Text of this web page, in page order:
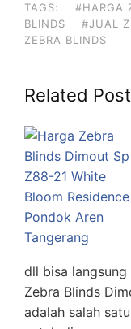
TAGS: #HARGA
BLINDS
#JUAL
ZEBRA BLINDS
Related
dll bisa langsung
Zebra Blinds
adalah salah